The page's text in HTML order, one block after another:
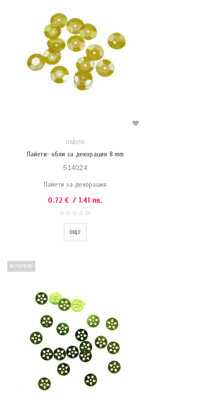
ПАЙЕТИ
Пайети- обли за декорация 8 mm
514024
Пайети за декорация
0.72 € / 1.41 лв.
ОЩЕ
ИЗЧЕРПАН